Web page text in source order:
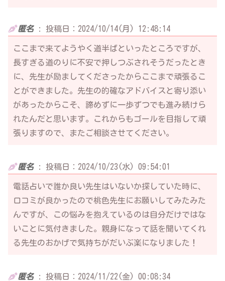
匿名: 投稿日：2024/10/14(月) 12:48:14
ここまで来てようやく道半ばといったところですが、
長すぎる道のりに不安で押しつぶされそうだったとき
に、先生が励ましてくださったからここまで頑張るこ
とができました。先生の的確なアドバイスと寄り添い
があったからこそ、諦めずに一歩ずつでも進み続けら
れたんだと思います。これからもゴールを目指して頑
張りますので、またご相談させてください。
匿名: 投稿日：2024/10/23(水) 09:54:01
電話占いで誰か良い先生はいないか探していた時に、
口コミが良かったので桃色先生にお願いしてみたみた
んですが、この悩みを抱えているのは自分だけではな
いことに気付きました。親身になって話を聞いてくれ
る先生のおかげで気持ちがだいぶ楽になりました！
匿名: 投稿日：2024/11/22(金) 00:08:34